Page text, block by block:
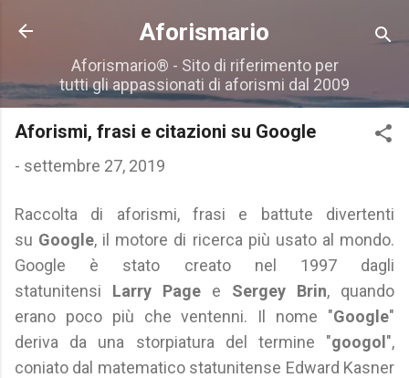
Passa ai contenuti principali
Aforismario
Aforismario® - Sito di riferimento per
tutti gli appassionati di aforismi dal 2009
Aforismi, frasi e citazioni su Google
- settembre 27, 2019
Raccolta di aforismi, frasi e battute divertenti
su Google, il motore di ricerca più usato al mondo.
Google è stato creato nel 1997 dagli
statunitensi Larry Page e Sergey Brin, quando
erano poco più che ventenni. Il nome "Google"
deriva da una storpiatura del termine "googol ",
coniato dal matematico statunitense Edward Kasner